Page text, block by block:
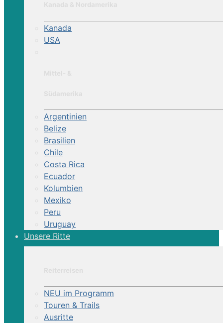
Kanada
USA
Argentinien
Belize
Brasilien
Chile
Costa Rica
Ecuador
Kolumbien
Mexiko
Peru
Uruguay
Unsere Ritte
NEU im Programm
Touren & Trails
Ausritte